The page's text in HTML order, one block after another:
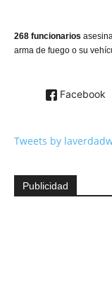
268 funcionarios
arma de fuego o su
Facebook
Tweets by
Publicidad